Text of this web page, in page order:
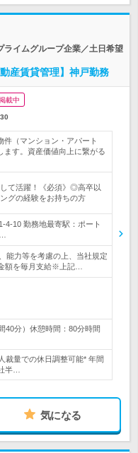
ライムグループ企業／土日希望
産賃貸管理】神戸勤務
載中
件（マンション・アパート
ます。資産価値向上に繋がる
て活躍！《必須》◎高卒以
グの経験をお持ちの方
4-10 勤務地最寄駅：ポート
能力等を考慮の上、当社規定
額を毎月支給※上記…
40分）休憩時間：80分時間
裁量での休日調整可能* 年間
半…
気になる